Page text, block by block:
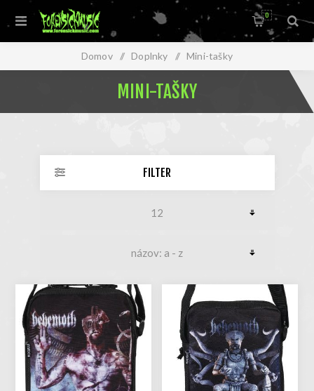
0
Domov / Doplnky / Mini-tašky
MINI-TAŠKY
FILTER